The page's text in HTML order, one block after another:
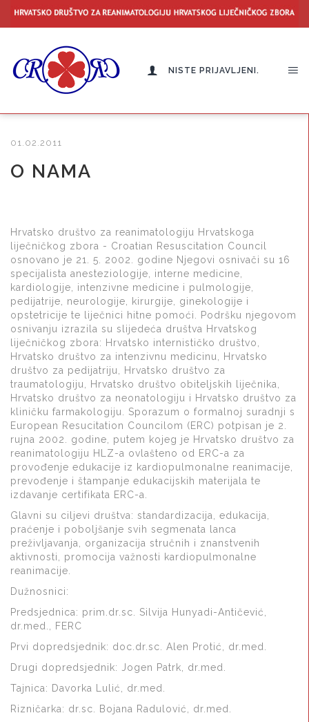
NISTE PRIJAVLJENI.
01.02.2011
O NAMA
Hrvatsko društvo za reanimatologiju Hrvatskoga
liječničkog zbora - Croatian Resuscitation Council
osnovano je 21. 5. 2002. godine Njegovi osnivači su 16
specijalista anesteziologije, interne medicine,
kardiologije, intenzivne medicine i pulmologije,
pedijatrije, neurologije, kirurgije, ginekologije i
opstetricije te liječnici hitne pomoći. Podršku njegovom
osnivanju izrazila su slijedeća društva Hrvatskog
liječničkog zbora: Hrvatsko internističko društvo,
Hrvatsko društvo za intenzivnu medicinu, Hrvatsko
društvo za pedijatriju, Hrvatsko društvo za
traumatologiju, Hrvatsko društvo obiteljskih liječnika,
Hrvatsko društvo za neonatologiju i Hrvatsko društvo za
kliničku farmakologiju. Sporazum o formalnoj suradnji s
European Resucitation Councilom (ERC) potpisan je 2.
rujna 2002. godine, putem kojeg je Hrvatsko društvo za
reanimatologiju HLZ-a ovlašteno od ERC-a za
provođenje edukacije iz kardiopulmonalne reanimacije,
prevođenje i štampanje edukacijskih materijala te
izdavanje certifikata ERC-a.
Glavni su ciljevi društva: standardizacija, edukacija,
praćenje i poboljšanje svih segmenata lanca
preživljavanja, organizacija stručnih i znanstvenih
aktivnosti, promocija važnosti kardiopulmonalne
reanimacije.
Dužnosnici:
Predsjednica: prim.dr.sc. Silvija Hunyadi-Antičević,
dr.med., FERC
Prvi dopredsjednik: doc.dr.sc. Alen Protić, dr.med.
Drugi dopredsjednik: Jogen Patrk, dr.med.
Tajnica: Davorka Lulić, dr.med.
Rizničarka: dr.sc. Bojana Radulović, dr.med.